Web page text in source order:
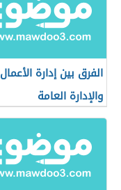
الفرق بين إدارة الأعمال
والإدارة العامة